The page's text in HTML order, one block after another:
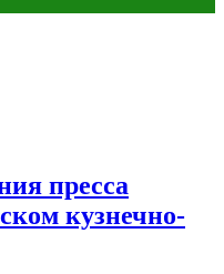
пресса
кузнечно-